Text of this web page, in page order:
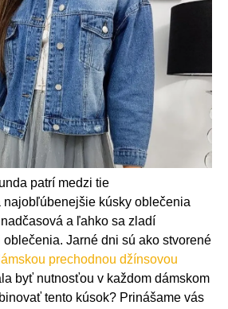
patrí medzi tie
najobľúbenejšie kúsky oblečenia
a ľahko sa zladí
Jarné dni sú ako stvorené
prechodnou džínsovou
byť nutnosťou v každom dámskom
tento kúsok? Prinášame vás